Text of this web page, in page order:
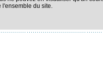
l'ensemble du site.